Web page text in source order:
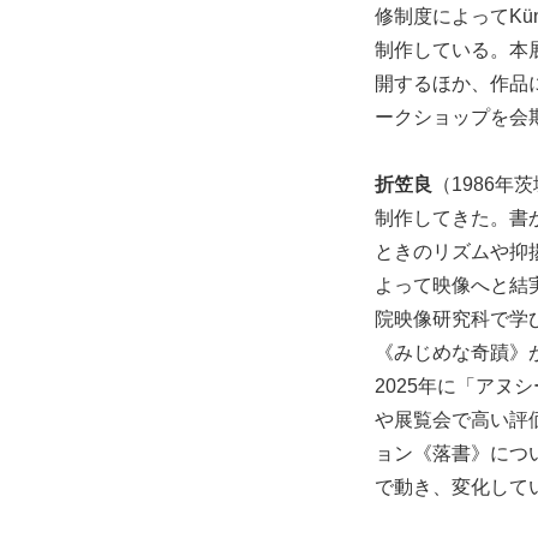
修制度によって
制作している。本
開するほか、作品
ークショップを会
折笠良
（1986年
制作してきた。書
ときのリズムや抑
よって映像へと結
院映像研究科で学
《みじめな奇蹟
2025年に「アヌ
や展覧会で高い評
ョン《落書》に
で動き、変化して